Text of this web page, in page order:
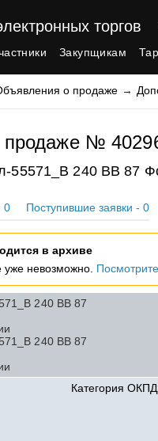
торгов
Закупщикам
о продаже
№
55571_В 240 ВВ 87
0 Поступившие заявки - 0
в архиве
уже невозможно.
240 ВВ 87
240 ВВ 87
Категория